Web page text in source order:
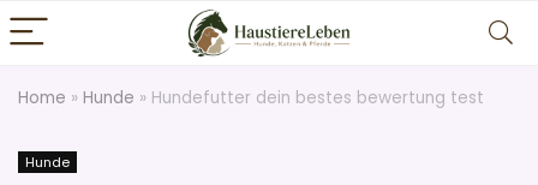
Home » Hunde » Hundefutter dein bestes bewertung test
Hunde